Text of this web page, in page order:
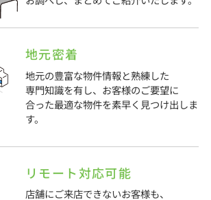
地元密着
地元の豊富な物件情報と熟練した
専門知識を有し、お客様のご要望に
合った最適な物件を素早く見つけ出しま
す。
リモート対応可能
店舗にご来店できないお客様も、